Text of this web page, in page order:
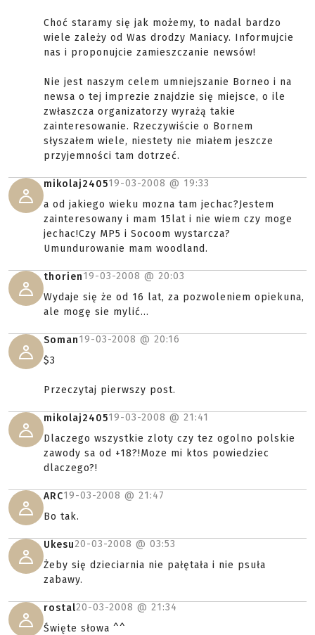
Choć staramy się jak możemy, to nadal bardzo
wiele zależy od Was drodzy Maniacy. Informujcie
nas i proponujcie zamieszczanie newsów!
Nie jest naszym celem umniejszanie Borneo i na
newsa o tej imprezie znajdzie się miejsce, o ile
zwłaszcza organizatorzy wyrażą takie
zainteresowanie. Rzeczywiście o Bornem
słyszałem wiele, niestety nie miałem jeszcze
przyjemności tam dotrzeć.
mikolaj240519-03-2008 @ 19:33
a od jakiego wieku mozna tam jechac?Jestem
zainteresowany i mam 15lat i nie wiem czy moge
jechac!Czy MP5 i Socoom wystarcza?
Umundurowanie mam woodland.
thorien19-03-2008 @ 20:03
Wydaje się że od 16 lat, za pozwoleniem opiekuna,
ale mogę sie mylić...
Soman19-03-2008 @ 20:16
$3
Przeczytaj pierwszy post.
mikolaj240519-03-2008 @ 21:41
Dlaczego wszystkie zloty czy tez ogolno polskie
zawody sa od +18?!Moze mi ktos powiedziec
dlaczego?!
ARC19-03-2008 @ 21:47
Bo tak.
Ukesu20-03-2008 @ 03:53
Żeby się dzieciarnia nie pałętała i nie psuła
zabawy.
rostal20-03-2008 @ 21:34
Święte słowa ^^